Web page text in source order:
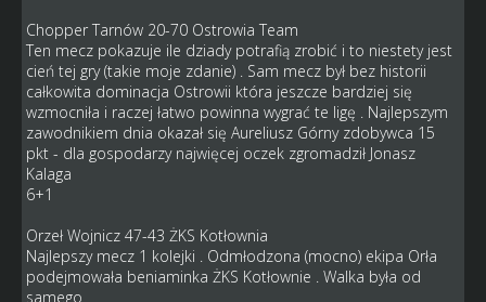
Chopper Tarnów 20-70 Ostrowia Team
Ten mecz pokazuje ile dziady potrafią zrobić i to niestety jest
cień tej gry (takie moje zdanie) . Sam mecz był bez historii
całkowita dominacja Ostrowii która jeszcze bardziej się
wzmocniła i raczej łatwo powinna wygrać te ligę . Najlepszym
zawodnikiem dnia okazał się Aureliusz Górny zdobywca 15
pkt - dla gospodarzy najwięcej oczek zgromadził Jonasz
Kalaga
6+1
Orzeł Wojnicz 47-43 ŻKS Kotłownia
Najlepszy mecz 1 kolejki . Odmłodzona (mocno) ekipa Orła
podejmowała beniaminka ŻKS Kotłownie . Walka była od
samego